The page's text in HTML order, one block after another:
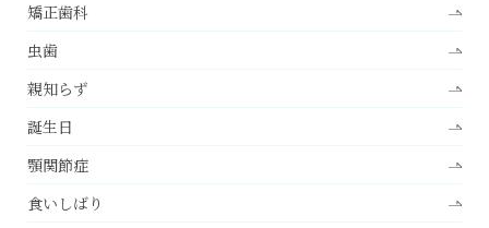
矯正歯科
虫歯
親知らず
誕生日
顎関節症
食いしばり